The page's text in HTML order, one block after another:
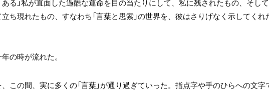
る」私が直面した過酷な運命を目の当たりにして、 私に残されたもの、そし
立ち現れたもの、すなわち「言葉と思索」の世界を、 彼はさりげなく示してくれ
の時が流れた。
この間、実に多くの「言葉」が通り過ぎていった。 指点字や手のひらへの文字